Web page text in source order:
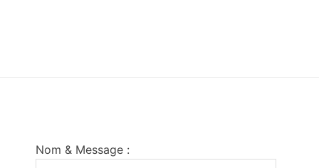
Nom & Message :